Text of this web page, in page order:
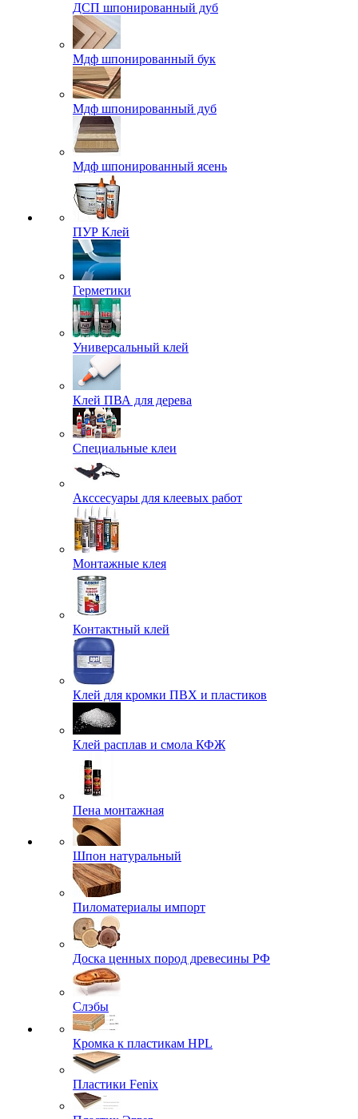
ДСП шпонированный дуб
Мдф шпонированный бук
Мдф шпонированный дуб
Мдф шпонированный ясень
ПУР Клей
Герметики
Универсальный клей
Клей ПВА для дерева
Специальные клеи
Акссесуары для клеевых работ
Монтажные клея
Контактный клей
Клей для кромки ПВХ и пластиков
Клей расплав и смола КФЖ
Пена монтажная
Шпон натуральный
Пиломатериалы импорт
Доска ценных пород древесины РФ
Слэбы
Кромка к пластикам HPL
Пластики Fenix